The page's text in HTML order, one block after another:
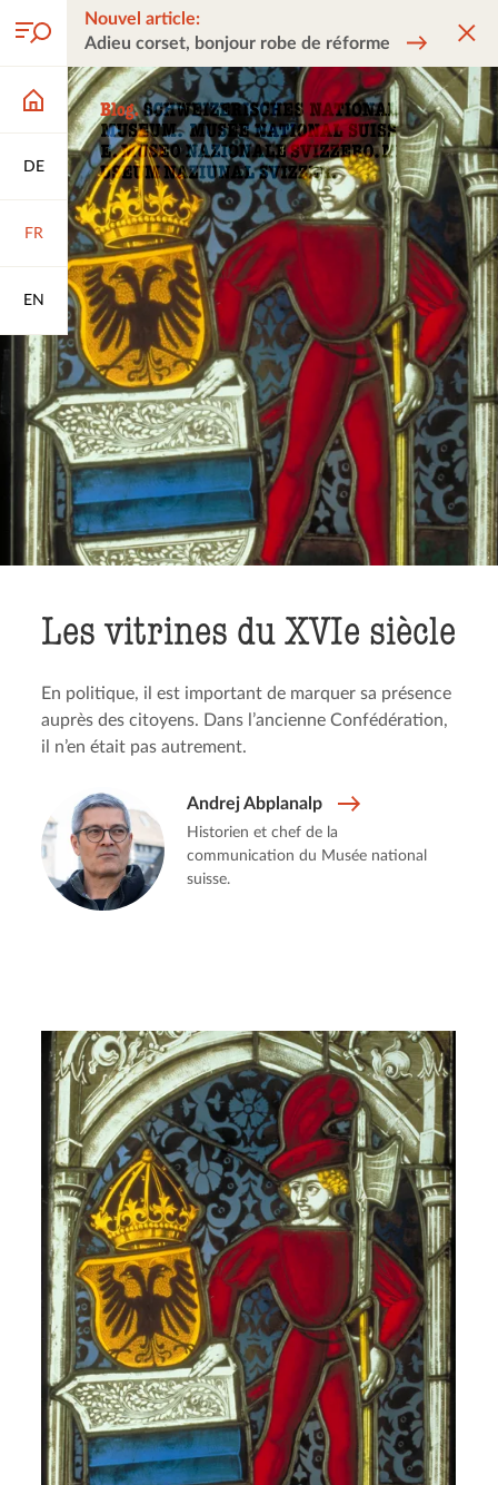
DE
FR
EN
Nouvel article:
Adieu corset, bonjour robe de réforme
Les vitrines du XVIe siècle
En politique, il est important de marquer sa présence
auprès des citoyens. Dans l’ancienne Confédération,
il n’en était pas autrement.
Andrej Abplanalp
Historien et chef de la
communication du Musée national
suisse.